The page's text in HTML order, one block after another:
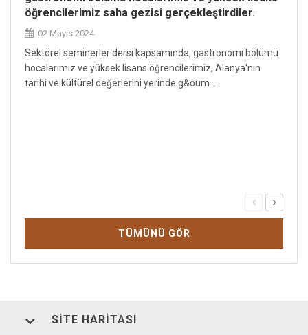
öğrencilerimiz saha gezisi gerçekleştirdiler.
02 Mayıs 2024
Sektörel seminerler dersi kapsamında, gastronomi bölümü
hocalarımız ve yüksek lisans öğrencilerimiz, Alanya'nın
tarihi ve kültürel değerlerini yerinde g&oum...
TÜMÜNÜ GÖR
SITE HARITASI